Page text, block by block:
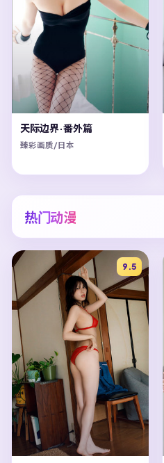
天际边界·番外篇
臻彩画质/日本
热门动漫
9.5